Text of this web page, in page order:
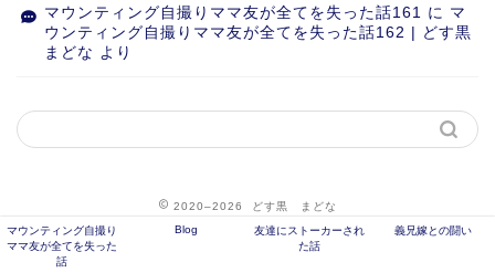
マウンティング自撮りママ友が全てを失った話161 に マ
ウンティング自撮りママ友が全てを失った話162 | どす黒
まどな より
2020–2026 どす黒 まどな
マウンティング自撮り
ママ友が全てを失った
話
Blog
友達にストーカーされ
た話
義兄嫁との闘い